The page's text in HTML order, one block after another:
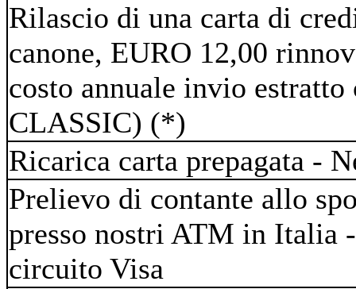
Rilascio di una carta di
canone, EURO 12,00
costo annuale invio
CLASSIC) (*)
Ricarica carta prepagata -
Prelievo di contante allo
presso nostri ATM in Italia
circuito Visa